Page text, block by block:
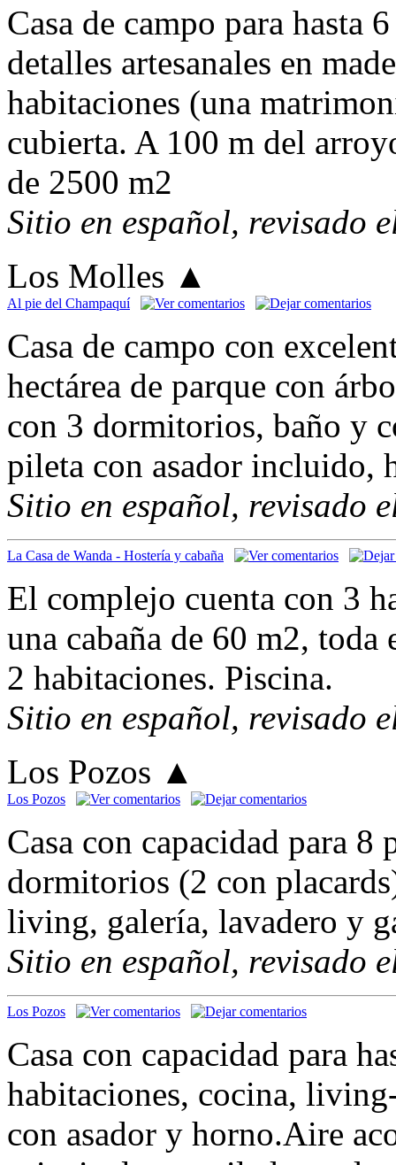
Casa de campo para hasta
detalles artesanales en
habitaciones (una
cubierta. A 100 m del
de 2500 m2
Sitio en español, revisado
Los Molles ▲
Al pie del Champaquí
Casa de campo con
hectárea de parque con
con 3 dormitorios, baño y
pileta con asador incluido,
Sitio en español, revisado
La Casa de Wanda - Hostería y cabaña
El complejo cuenta con 3
una cabaña de 60 m2, toda
2 habitaciones. Piscina.
Sitio en español, revisado
Los Pozos ▲
Los Pozos
Casa con capacidad para
dormitorios (2 con
living, galería, lavadero y
Sitio en español, revisado
Los Pozos
Casa con capacidad para
habitaciones, cocina,
con asador y horno.Aire